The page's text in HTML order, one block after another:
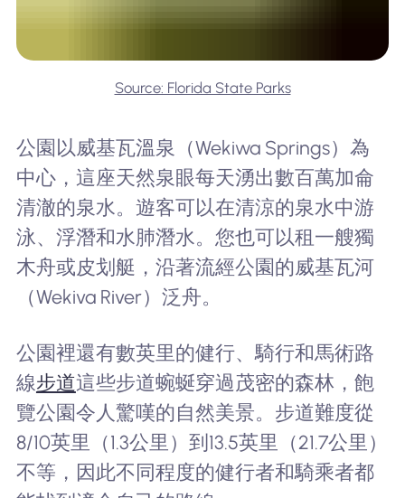
Source: Florida State Parks
公園以威基瓦溫泉（Wekiwa Springs）為
中心，這座天然泉眼每天湧出數百萬加侖
清澈的泉水。遊客可以在清涼的泉水中游
泳、浮潛和水肺潛水。您也可以租一艘獨
木舟或皮划艇，沿著流經公園的威基瓦河
（Wekiva River）泛舟。
公園裡還有數英里的健行、騎行和馬術路
線步道這些步道蜿蜒穿過茂密的森林，飽
覽公園令人驚嘆的自然美景。步道難度從
8/10英里（1.3公里）到13.5英里（21.7公里）
不等，因此不同程度的健行者和騎乘者都